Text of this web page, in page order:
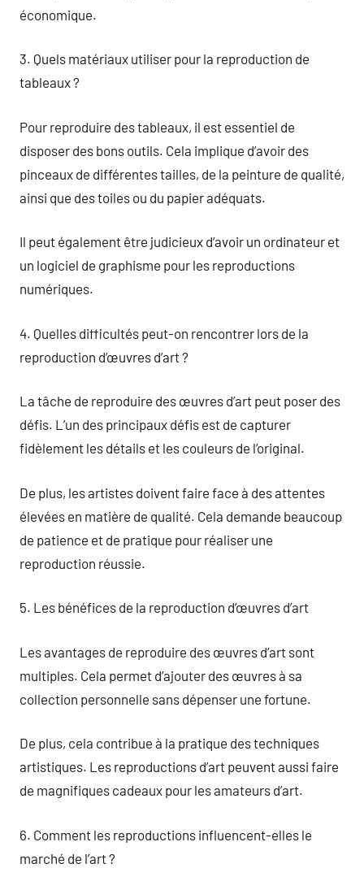
économique.
3. Quels matériaux utiliser pour la reproduction de
tableaux ?
Pour reproduire des tableaux, il est essentiel de
disposer des bons outils. Cela implique d’avoir des
pinceaux de différentes tailles, de la peinture de qualité,
ainsi que des toiles ou du papier adéquats.
Il peut également être judicieux d’avoir un ordinateur et
un logiciel de graphisme pour les reproductions
numériques.
4. Quelles difficultés peut-on rencontrer lors de la
reproduction d’œuvres d’art ?
La tâche de reproduire des œuvres d’art peut poser des
défis. L’un des principaux défis est de capturer
fidèlement les détails et les couleurs de l’original.
De plus, les artistes doivent faire face à des attentes
élevées en matière de qualité. Cela demande beaucoup
de patience et de pratique pour réaliser une
reproduction réussie.
5. Les bénéfices de la reproduction d’œuvres d’art
Les avantages de reproduire des œuvres d’art sont
multiples. Cela permet d’ajouter des œuvres à sa
collection personnelle sans dépenser une fortune.
De plus, cela contribue à la pratique des techniques
artistiques. Les reproductions d’art peuvent aussi faire
de magnifiques cadeaux pour les amateurs d’art.
6. Comment les reproductions influencent-elles le
marché de l’art ?